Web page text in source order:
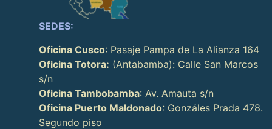
SEDES:
Oficina Cusco: Pasaje Pampa de La Alianza 164
Oficina Totora: (Antabamba): Calle San Marcos
s/n
Oficina Tambobamba: Av. Amauta s/n
Oficina Puerto Maldonado: Gonzáles Prada 478.
Segundo piso